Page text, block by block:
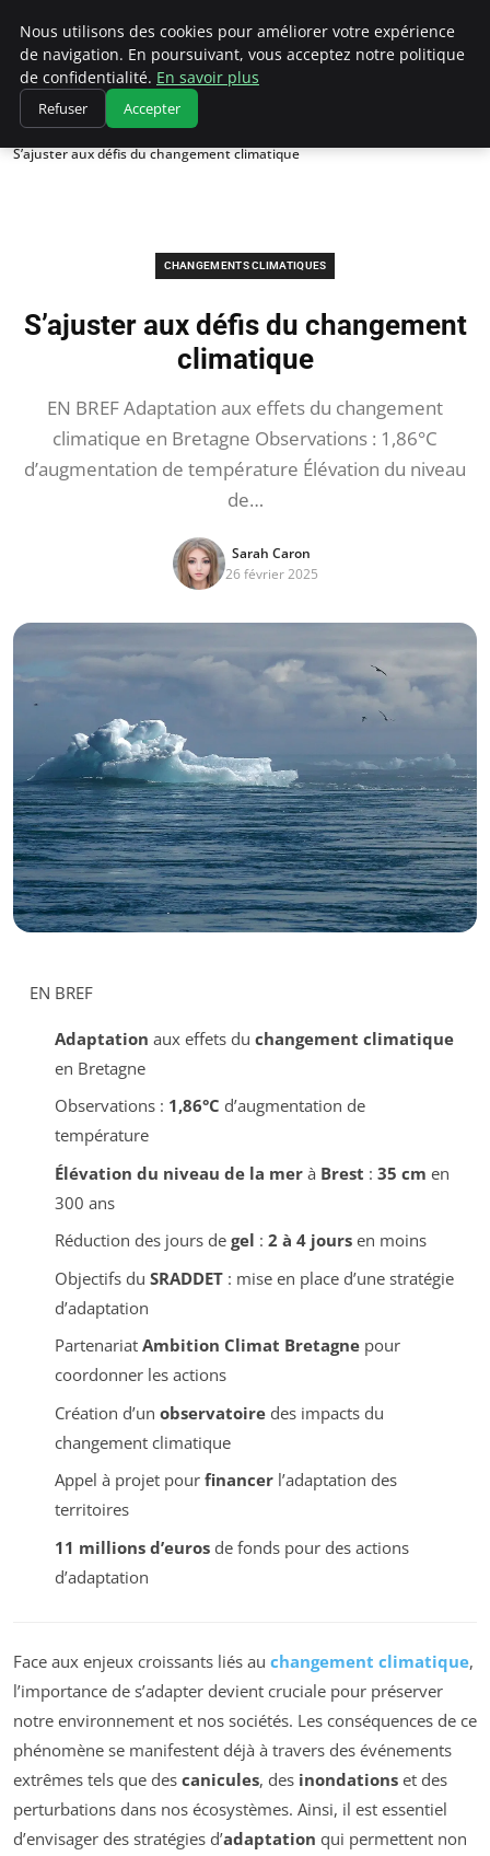
Climatedebtagents
Accueil
Changements climatiques
S’ajuster aux défis du changement climatique
CHANGEMENTS CLIMATIQUES
S’ajuster aux défis du changement
climatique
EN BREF Adaptation aux effets du changement
climatique en Bretagne Observations : 1,86°C
d’augmentation de température Élévation du niveau
de…
Sarah Caron
26 février 2025
EN BREF
Adaptation aux effets du changement climatique
en Bretagne
Observations : 1,86°C d’augmentation de
température
Élévation du niveau de la merà Brest : 35 cm en
300 ans
Réduction des jours de gel : 2 à 4 joursen moins
Objectifs du SRADDET: mise en place d’une stratégie
d’adaptation
Partenariat Ambition Climat Bretagnepour
coordonner les actions
Création d’un observatoiredes impacts du
changement climatique
Appel à projet pour financerl’adaptation des
territoires
11 millions d’eurosde fonds pour des actions
d’adaptation
Face aux enjeux croissants liés au changement climatique,
l’importance de s’adapter devient cruciale pour préserver
notre environnement et nos sociétés. Les conséquences de ce
phénomène se manifestent déjà à travers des événements
extrêmes tels que des canicules, des inondations et des
perturbations dans nos écosystèmes. Ainsi, il est essentiel
d’envisager des stratégies d’adaptation qui permettent non
Nous utilisons des cookies pour améliorer votre expérience
de navigation. En poursuivant, vous acceptez notre politique
de confidentialité. En savoir plus
Refuser Accepter